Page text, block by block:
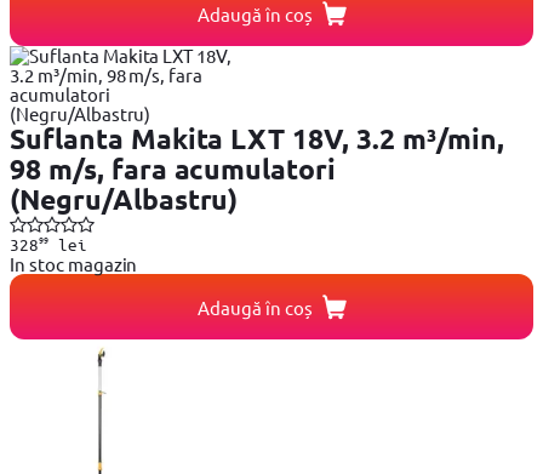
Adaugă în coș
Suflanta Makita LXT 18V, 3.2 m³/min,
98 m/s, fara acumulatori
(Negru/Albastru)
32899lei
In stoc magazin
Adaugă în coș